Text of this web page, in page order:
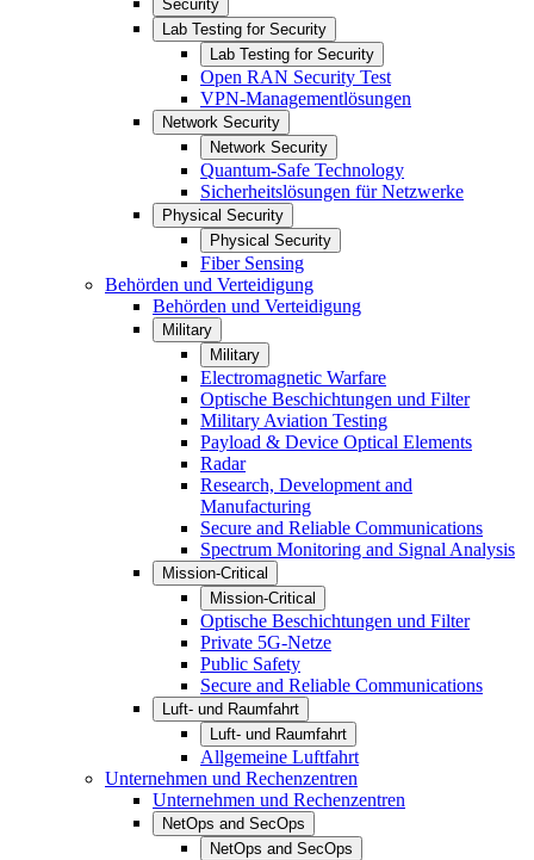
Security
Lab Testing for Security
Lab Testing for Security
Open RAN Security Test
VPN-Managementlösungen
Network Security
Network Security
Quantum-Safe Technology
Sicherheitslösungen für Netzwerke
Physical Security
Physical Security
Fiber Sensing
Behörden und Verteidigung
Behörden und Verteidigung
Military
Military
Electromagnetic Warfare
Optische Beschichtungen und Filter
Military Aviation Testing
Payload & Device Optical Elements
Radar
Research, Development and
Manufacturing
Secure and Reliable Communications
Spectrum Monitoring and Signal Analysis
Mission-Critical
Mission-Critical
Optische Beschichtungen und Filter
Private 5G-Netze
Public Safety
Secure and Reliable Communications
Luft- und Raumfahrt
Luft- und Raumfahrt
Allgemeine Luftfahrt
Unternehmen und Rechenzentren
Unternehmen und Rechenzentren
NetOps and SecOps
NetOps and SecOps